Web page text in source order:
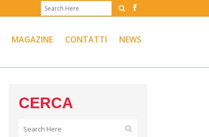
MAGAZINE CONTATTI NEWS
CERCA